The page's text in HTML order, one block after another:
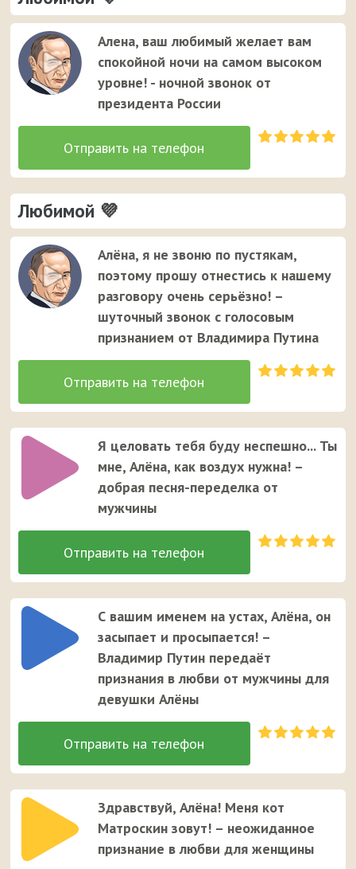
Алена, ваш любимый желает вам
спокойной ночи на самом высоком
уровне! - ночной звонок от
президента России
Любимой 💜
Алёна, я не звоню по пустякам,
поэтому прошу отнестись к нашему
разговору очень серьёзно! –
шуточный звонок с голосовым
признанием от Владимира Путина
Я целовать тебя буду неспешно... Ты
мне, Алёна, как воздух нужна! –
добрая песня-переделка от
мужчины
С вашим именем на устах, Алёна, он
засыпает и просыпается! –
Владимир Путин передаёт
признания в любви от мужчины для
девушки Алёны
Здравствуй, Алёна! Меня кот
Матроскин зовут! – неожиданное
признание в любви для женщины